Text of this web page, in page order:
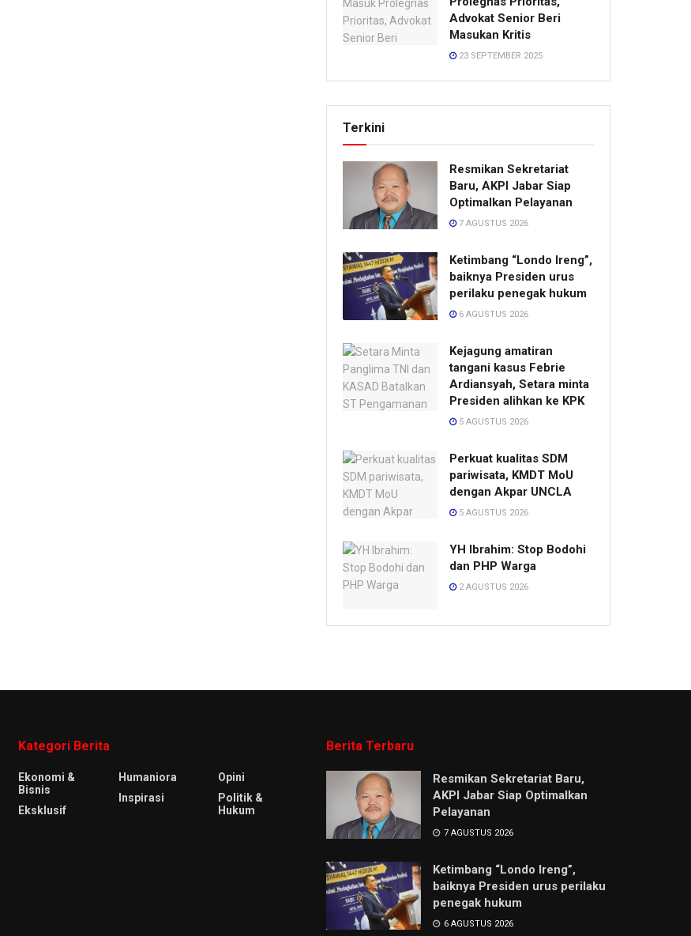
Advokat Senior Beri
Masukan Kritis
23 SEPTEMBER 2025
Terkini
Resmikan Sekretariat
Baru, AKPI Jabar Siap
Optimalkan Pelayanan
7 AGUSTUS 2026
Ketimbang “Londo Ireng”,
baiknya Presiden urus
perilaku penegak hukum
6 AGUSTUS 2026
Kejagung amatiran
tangani kasus Febrie
Ardiansyah, Setara minta
Presiden alihkan ke KPK
5 AGUSTUS 2026
Perkuat kualitas SDM
pariwisata, KMDT MoU
dengan Akpar UNCLA
5 AGUSTUS 2026
YH Ibrahim: Stop Bodohi
dan PHP Warga
2 AGUSTUS 2026
Kategori Berita
Ekonomi &
Bisnis
Eksklusif
Humaniora
Inspirasi
Opini
Politik &
Hukum
Berita Terbaru
Resmikan Sekretariat Baru,
AKPI Jabar Siap Optimalkan
Pelayanan
7 AGUSTUS 2026
Ketimbang “Londo Ireng”,
baiknya Presiden urus perilaku
penegak hukum
6 AGUSTUS 2026